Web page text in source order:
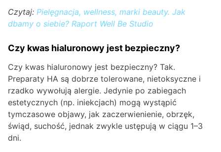
Czytaj: Pielęgnacja, wellness, marki beauty. Jak
dbamy o siebie? Raport Well Be Studio
Czy kwas hialuronowy jest bezpieczny?
Czy kwas hialuronowy jest bezpieczny? Tak.
Preparaty HA są dobrze tolerowane, nietoksyczne i
rzadko wywołują alergie. Jedynie po zabiegach
estetycznych (np. iniekcjach) mogą wystąpić
tymczasowe objawy, jak zaczerwienienie, obrzęk,
świąd, suchość, jednak zwykle ustępują w ciągu 1–3
dni.